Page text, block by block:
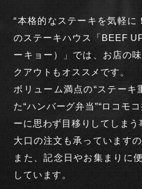
“本格的なステーキを気軽に
のステーキハウス「BEEF
ーキョー）」では、お店の
クアウトもオススメです。
ボリューム満点の“ステーキ
た“ハンバーグ弁当”“ロコモ
ーに思わず目移りしてしまう
大口の注文も承っています
また、記念日やお集まりに
しています。